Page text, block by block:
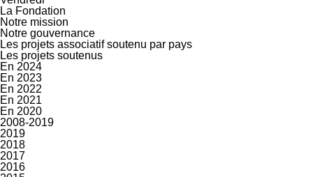
La Fondation
Notre mission
Notre gouvernance
Les projets associatif soutenu par pays
Les projets soutenus
En 2024
En 2023
En 2022
En 2021
En 2020
2008-2019
2019
2018
2017
2016